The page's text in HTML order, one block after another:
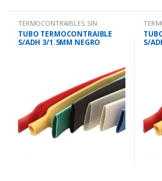
TERMOCONTRAIBLES SIN
ADHESIVO.
TUBO TERMOCONTRAIBLE
S/ADH 3/1.5MM NEGRO
S/